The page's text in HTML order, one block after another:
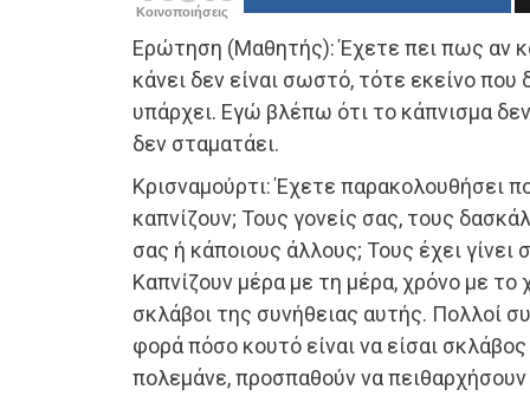
Κοινοποιήσεις
Ερώτηση (Μαθητής): Έχετε πει πως αν
κάνει δεν είναι σωστό, τότε εκείνο που
υπάρχει. Εγώ βλέπω ότι το κάπνισμα
δεν σταματάει.
Κρισναμούρτι: Έχετε παρακολουθήσει
καπνίζουν; Τους γονείς σας, τους
σας ή κάποιους άλλους; Τους έχει γίνει
Καπνίζουν μέρα με τη μέρα, χρόνο με το
σκλάβοι της συνήθειας αυτής. Πολλοί
φορά πόσο κουτό είναι να είσαι
πολεμάνε, προσπαθούν να